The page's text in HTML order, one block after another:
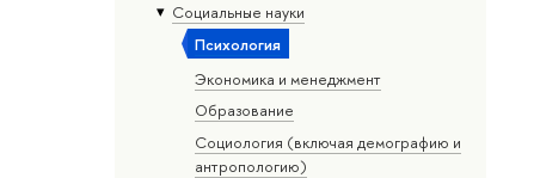
Социальные науки
Психология
Экономика и менеджмент
Образование
Социология (включая демографию и
антропологию)